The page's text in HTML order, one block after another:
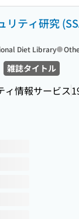
リティ研究
雑誌タイトル
ィ情報サービス
Diet Library